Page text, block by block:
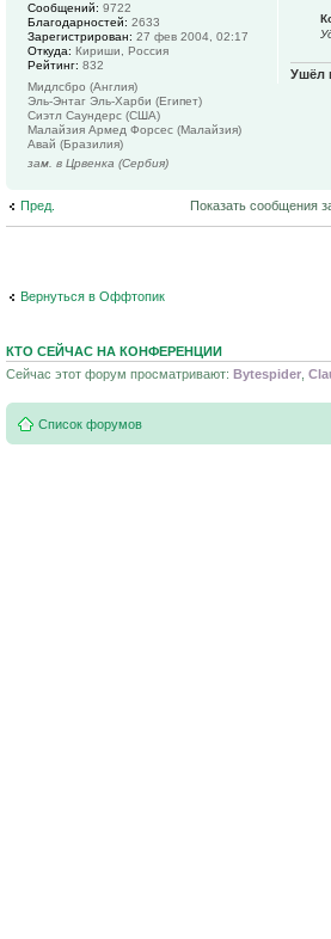
Ушёл
Сообщений: 9722
Благодарностей: 2633
Зарегистрирован: 27 фев 2004, 02:17
Откуда: Кириши, Россия
Рейтинг: 832
Мидлсбро (Англия)
Эль-Энтаг Эль-Харби (Египет)
Сиэтл Саундерс (США)
Малайзия Армед Форсес (Малайзия)
Авай (Бразилия)
зам. в Црвенка (Сербия)
Пред. Показать сообщения
Вернуться в Оффтопик
КТО СЕЙЧАС НА КОНФЕРЕНЦИИ
Сейчас этот форум просматривают: Bytespider
Список форумов